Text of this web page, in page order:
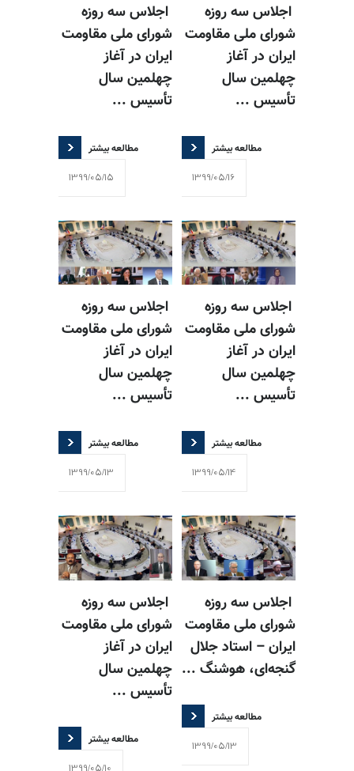
اجلاس سه روزه
شورای ملی مقاومت
ایران در آغاز
چهلمین سال
تأسیس ...
مطالعه بیشتر
1399/05/16
اجلاس سه روزه
شورای ملی مقاومت
ایران در آغاز
چهلمین سال
تأسیس ...
مطالعه بیشتر
1399/05/15
اجلاس سه روزه
شورای ملی مقاومت
ایران در آغاز
چهلمین سال
تأسیس ...
مطالعه بیشتر
1399/05/14
اجلاس سه روزه
شورای ملی مقاومت
ایران در آغاز
چهلمین سال
تأسیس ...
مطالعه بیشتر
1399/05/13
اجلاس سه روزه
شورای ملی مقاومت
ایران – استاد جلال
گنجه‌ای، هوشنگ ...
مطالعه بیشتر
1399/05/13
اجلاس سه روزه
شورای ملی مقاومت
ایران در آغاز
چهلمین سال
تأسیس ...
مطالعه بیشتر